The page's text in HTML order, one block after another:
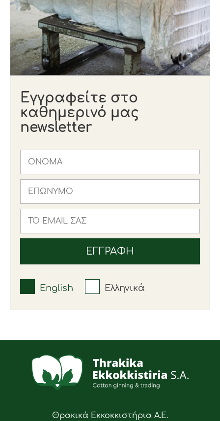
Εγγραφείτε στο
καθημερινό μας
newsletter
English Ελληνικά
Θρακικά Εκκοκκιστήρια Α.Ε.